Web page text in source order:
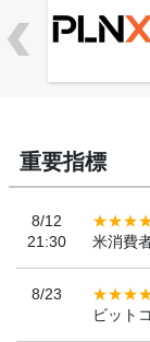
重要指標
8/12
21:30
米消費
8/23
ビット